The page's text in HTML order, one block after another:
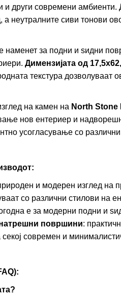
други современи амбиенти.
неутралните сиви тонови
наменет за подни и ѕидни
Димензијата од
текстура дозволуваат
на камен на North Stone
нов ентериер и
усогласување со
и модерен изглед на
со различни стилови на
е за модерни подни и
површини:
секој современ и